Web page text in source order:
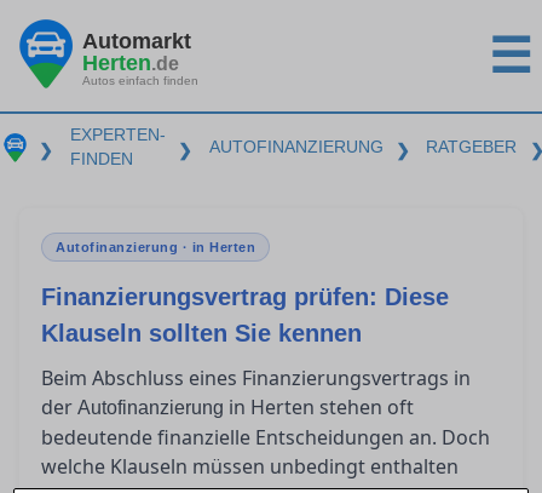
Automarkt
Herten.de
Autos einfach finden ☰
❯
EXPERTEN-
FINDEN
❯ AUTOFINANZIERUNG ❯ RATGEBER
Autofinanzierung · in Herten
Finanzierungsvertrag prüfen: Diese
Klauseln sollten Sie kennen
Beim Abschluss eines Finanzierungsvertrags in
der Autofinanzierung in Herten stehen oft
bedeutende finanzielle Entscheidungen an. Doch
welche Klauseln müssen unbedingt enthalten